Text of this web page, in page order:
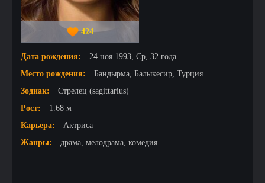
424
Дата рождения:
24 ноя 1993, Ср, 32 года
Место рождения:
Бандырма, Балыкесир, Турция
Зодиак:
Стрелец (sagittarius)
Рост:
1.68 м
Карьера:
Актриса
Жанры:
драма, мелодрама, комедия